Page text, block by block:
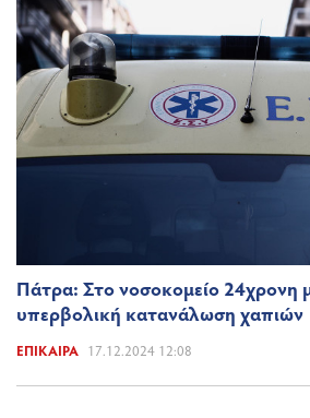
Πάτρα: Στο νοσοκομείο 24χρονη
υπερβολική κατανάλωση χαπιών
ΕΠΊΚΑΙΡΑ 17.12.2024 12:08